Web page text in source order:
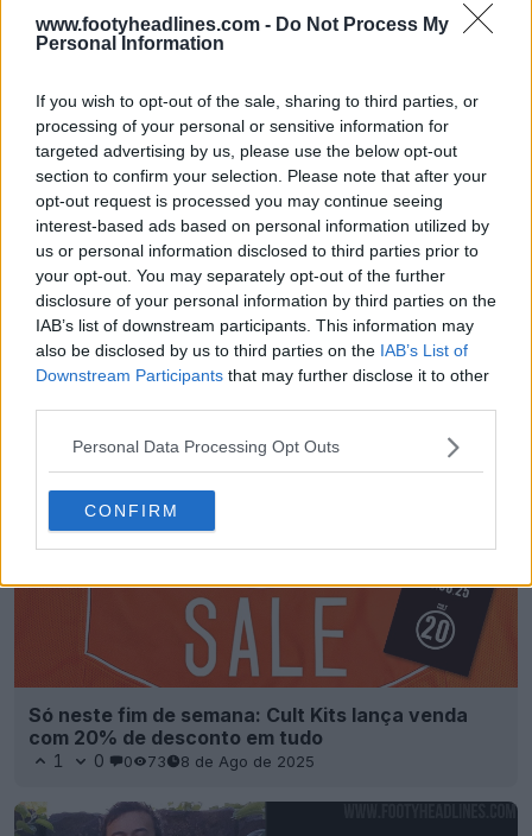
www.footyheadlines.com - Do Not Process My
Personal Information
If you wish to opt-out of the sale, sharing to third parties, or
processing of your personal or sensitive information for
targeted advertising by us, please use the below opt-out
section to confirm your selection. Please note that after your
opt-out request is processed you may continue seeing
interest-based ads based on personal information utilized by
us or personal information disclosed to third parties prior to
your opt-out. You may separately opt-out of the further
disclosure of your personal information by third parties on the
IAB’s list of downstream participants. This information may
also be disclosed by us to third parties on the IAB’s List of
Downstream Participants that may further disclose it to other
Personal Data Processing Opt Outs
CONFIRM
Explicação: Lançamentos diários de camisas
clássicas da Cult Kits
26 de Ago de 2025
Só neste fim de semana: Cult Kits lança venda
com 20% de desconto em tudo
1 0 0 73 8 de Ago de 2025